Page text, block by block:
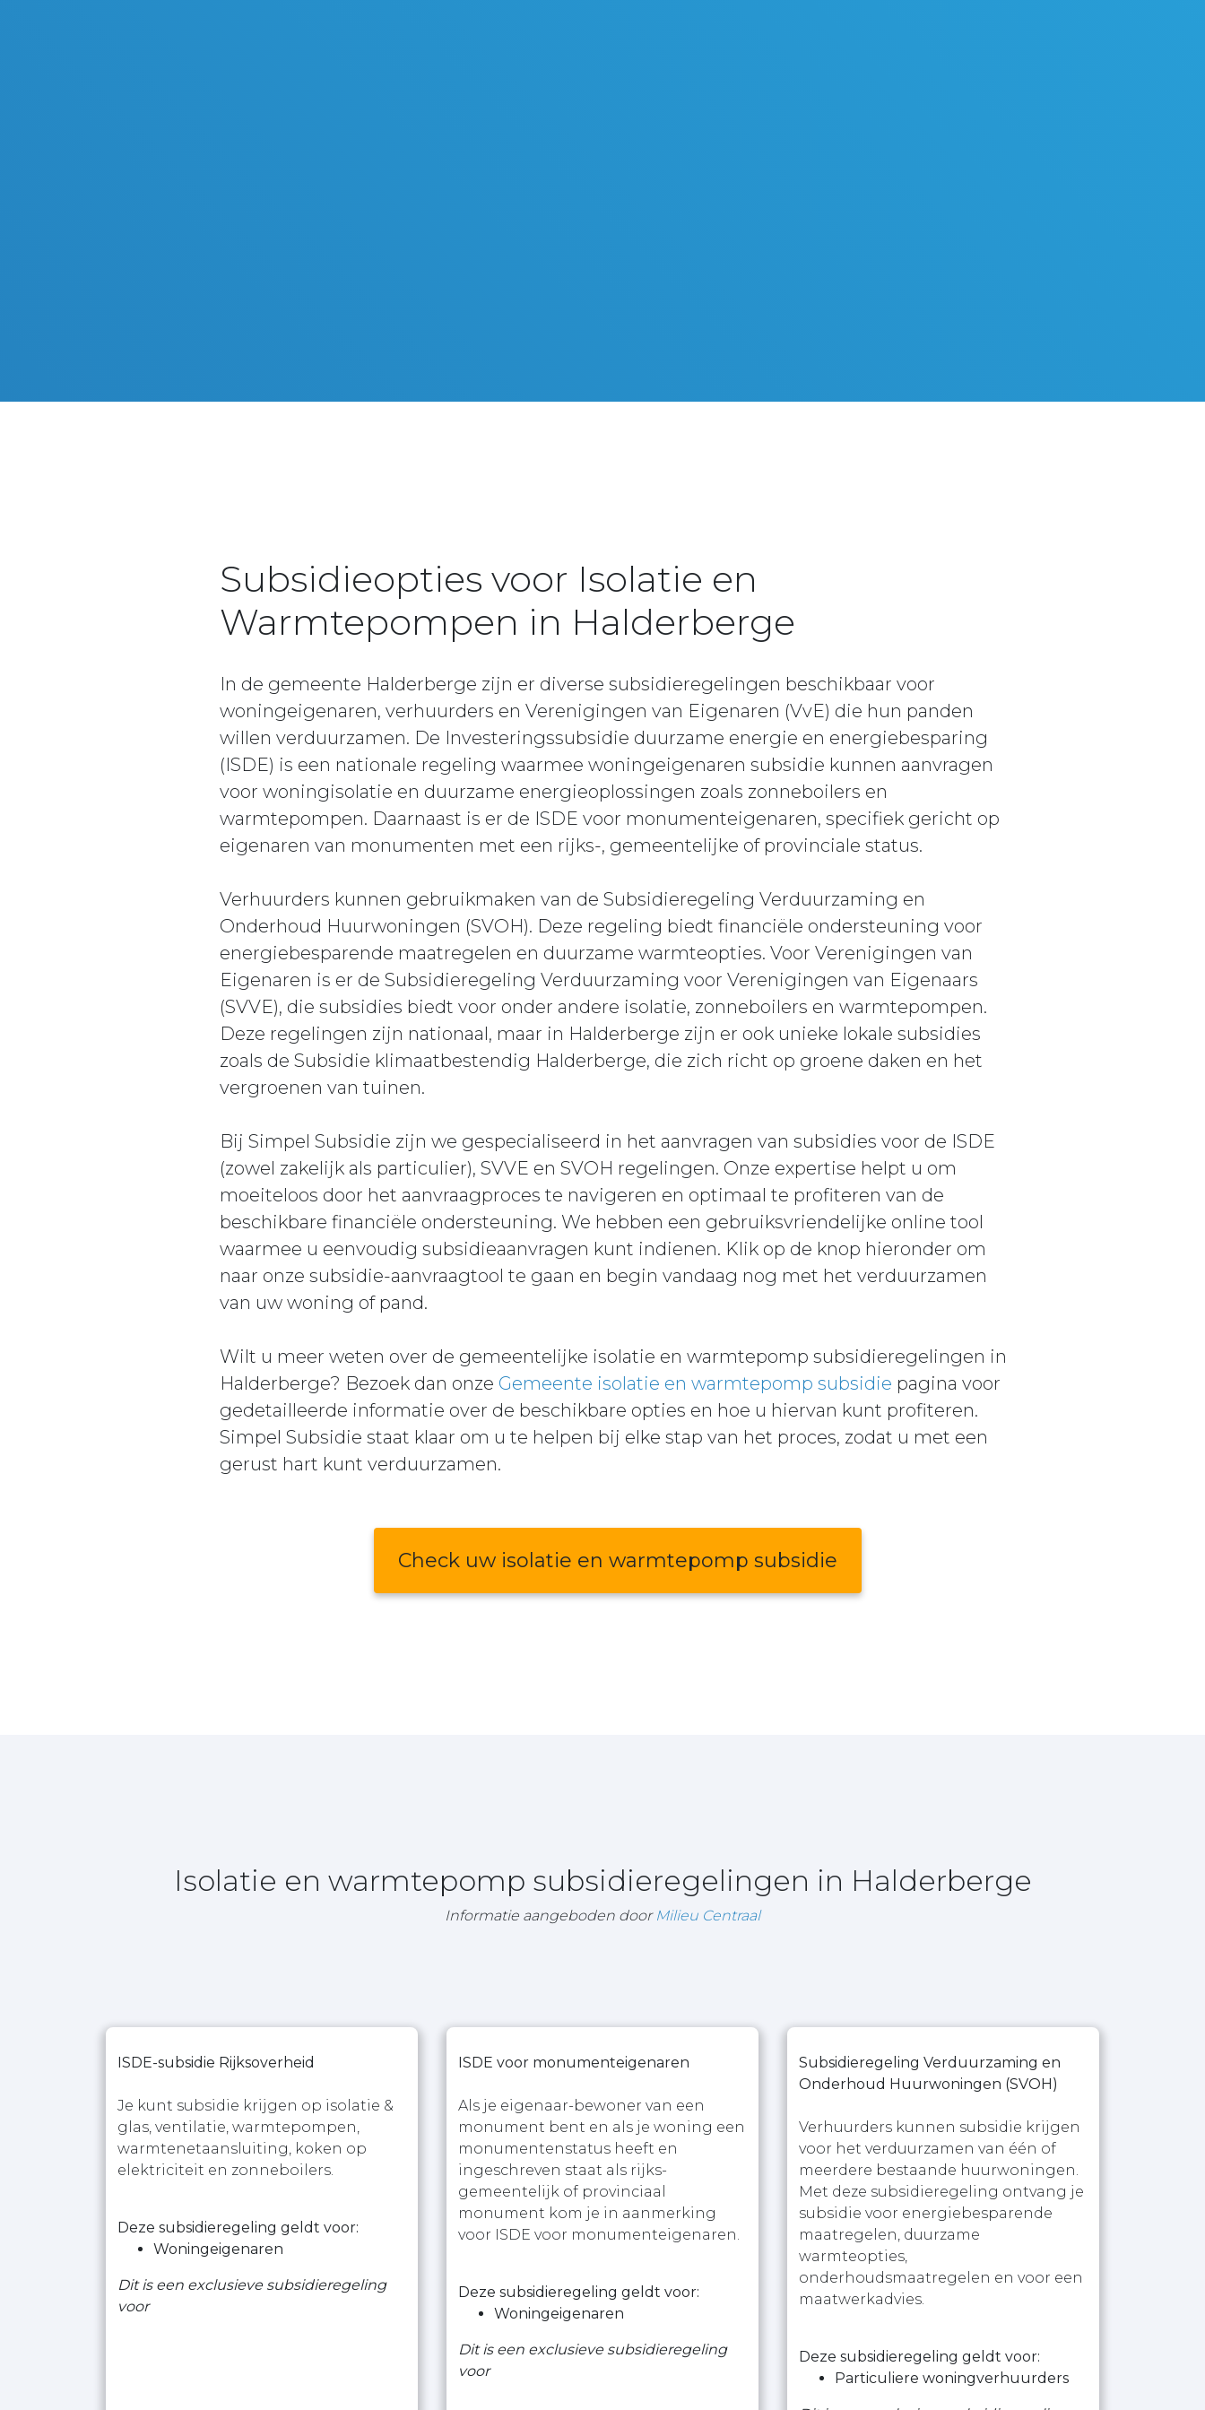
Subsidieopties voor Isolatie en
Warmtepompen in Halderberge
In de gemeente Halderberge zijn er diverse subsidieregelingen beschikbaar voor
woningeigenaren, verhuurders en Verenigingen van Eigenaren (VvE) die hun panden
willen verduurzamen. De Investeringssubsidie duurzame energie en energiebesparing
(ISDE) is een nationale regeling waarmee woningeigenaren subsidie kunnen aanvragen
voor woningisolatie en duurzame energieoplossingen zoals zonneboilers en
warmtepompen. Daarnaast is er de ISDE voor monumenteigenaren, specifiek gericht op
eigenaren van monumenten met een rijks-, gemeentelijke of provinciale status.
Verhuurders kunnen gebruikmaken van de Subsidieregeling Verduurzaming en
Onderhoud Huurwoningen (SVOH). Deze regeling biedt financiële ondersteuning voor
energiebesparende maatregelen en duurzame warmteopties. Voor Verenigingen van
Eigenaren is er de Subsidieregeling Verduurzaming voor Verenigingen van Eigenaars
(SVVE), die subsidies biedt voor onder andere isolatie, zonneboilers en warmtepompen.
Deze regelingen zijn nationaal, maar in Halderberge zijn er ook unieke lokale subsidies
zoals de Subsidie klimaatbestendig Halderberge, die zich richt op groene daken en het
vergroenen van tuinen.
Bij Simpel Subsidie zijn we gespecialiseerd in het aanvragen van subsidies voor de ISDE
(zowel zakelijk als particulier), SVVE en SVOH regelingen. Onze expertise helpt u om
moeiteloos door het aanvraagproces te navigeren en optimaal te profiteren van de
beschikbare financiële ondersteuning. We hebben een gebruiksvriendelijke online tool
waarmee u eenvoudig subsidieaanvragen kunt indienen. Klik op de knop hieronder om
naar onze subsidie-aanvraagtool te gaan en begin vandaag nog met het verduurzamen
van uw woning of pand.
Wilt u meer weten over de gemeentelijke isolatie en warmtepomp subsidieregelingen in
Halderberge? Bezoek dan onze Gemeente isolatie en warmtepomp subsidie pagina voor
gedetailleerde informatie over de beschikbare opties en hoe u hiervan kunt profiteren.
Simpel Subsidie staat klaar om u te helpen bij elke stap van het proces, zodat u met een
gerust hart kunt verduurzamen.
Check uw isolatie en warmtepomp subsidie
Isolatie en warmtepomp subsidieregelingen in Halderberge
Informatie aangeboden door Milieu Centraal
ISDE-subsidie Rijksoverheid
Je kunt subsidie krijgen op isolatie &
glas, ventilatie, warmtepompen,
warmtenetaansluiting, koken op
elektriciteit en zonneboilers.
Deze subsidieregeling geldt voor:
Woningeigenaren
Dit is een exclusieve subsidieregeling
voor
ISDE voor monumenteigenaren
Als je eigenaar-bewoner van een
monument bent en als je woning een
monumentenstatus heeft en
ingeschreven staat als rijks-
gemeentelijk of provinciaal
monument kom je in aanmerking
voor ISDE voor monumenteigenaren.
Deze subsidieregeling geldt voor:
Woningeigenaren
Dit is een exclusieve subsidieregeling
voor
Subsidieregeling Verduurzaming en
Onderhoud Huurwoningen (SVOH)
Verhuurders kunnen subsidie krijgen
voor het verduurzamen van één of
meerdere bestaande huurwoningen.
Met deze subsidieregeling ontvang je
subsidie voor energiebesparende
maatregelen, duurzame
warmteopties,
onderhoudsmaatregelen en voor een
maatwerkadvies.
Deze subsidieregeling geldt voor:
Particuliere woningverhuurders